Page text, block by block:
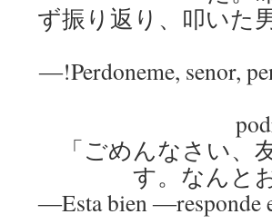
ず振り返り、叩いた
―!Perdoneme, senor,
「ごめんなさい
す。なんと
―Esta bien ―responde